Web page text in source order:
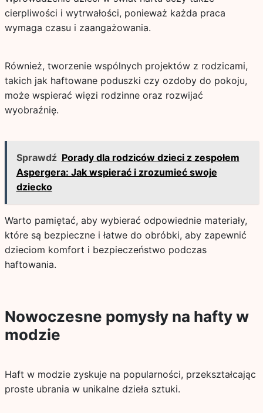
cierpliwości i wytrwałości, ponieważ każda praca
wymaga czasu i zaangażowania.
Również, tworzenie wspólnych projektów z rodzicami,
takich jak haftowane poduszki czy ozdoby do pokoju,
może wspierać więzi rodzinne oraz rozwijać
wyobraźnię.
Sprawdź Porady dla rodziców dzieci z zespołem
Aspergera: Jak wspierać i zrozumieć swoje
dziecko
Warto pamiętać, aby wybierać odpowiednie materiały,
które są bezpieczne i łatwe do obróbki, aby zapewnić
dzieciom komfort i bezpieczeństwo podczas
haftowania.
Nowoczesne pomysły na hafty w
modzie
Haft w modzie zyskuje na popularności, przekształcając
proste ubrania w unikalne dzieła sztuki.